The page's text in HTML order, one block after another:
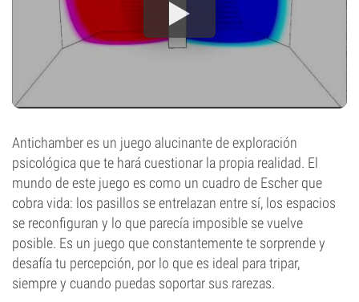
Antichamber es un juego alucinante de exploración
psicológica que te hará cuestionar la propia realidad. El
mundo de este juego es como un cuadro de Escher que
cobra vida: los pasillos se entrelazan entre sí, los espacios
se reconfiguran y lo que parecía imposible se vuelve
posible. Es un juego que constantemente te sorprende y
desafía tu percepción, por lo que es ideal para tripar,
siempre y cuando puedas soportar sus rarezas.